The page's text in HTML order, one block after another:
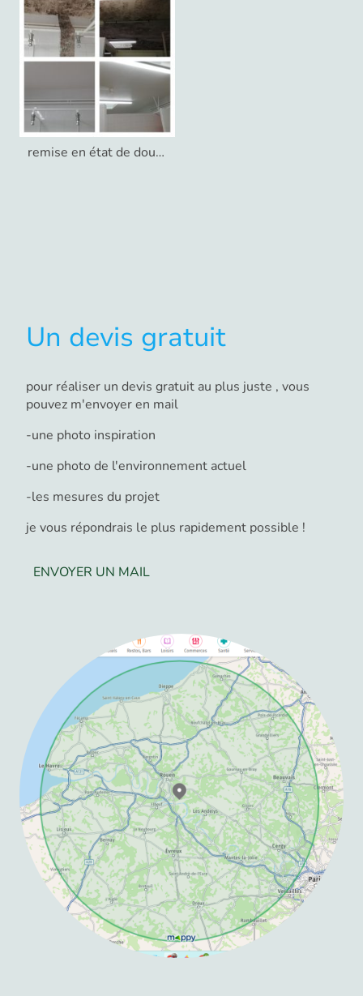
remise en état de douches collectives
Un devis gratuit
pour réaliser un devis gratuit au plus juste , vous
pouvez m'envoyer en mail
-une photo inspiration
-une photo de l'environnement actuel
-les mesures du projet
je vous répondrais le plus rapidement possible !
ENVOYER UN MAIL